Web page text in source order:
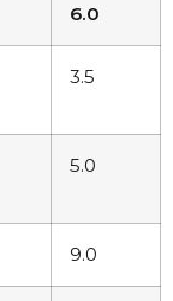
6.0
3.5
5.0
9.0